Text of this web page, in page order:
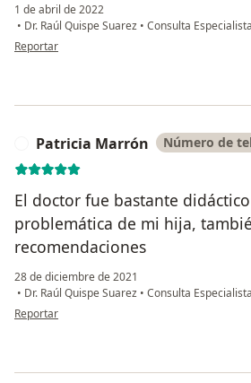
1 de abril de 2022
• Dr. Raúl Quispe Suarez • Consulta
en opinión del usuario Roberto José Casanova-
Reportar
Patricia Marrón Número de
El doctor fue bastante
problemática de mi hija,
recomendaciones
28 de diciembre de 2021
• Dr. Raúl Quispe Suarez • Consulta
en opinión del usuario Patricia Marrón
Reportar